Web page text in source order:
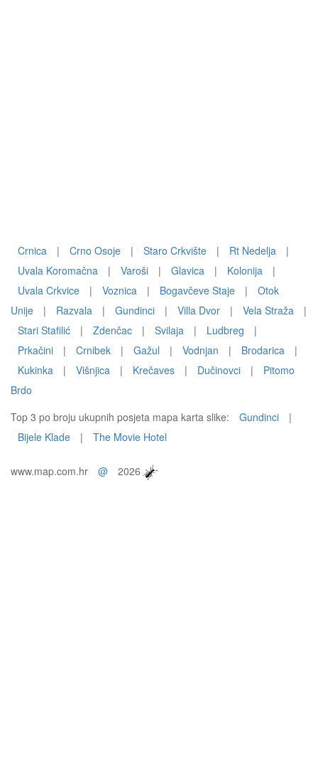
Crnica | Crno Osoje | Staro Crkvište | Rt Nedelja
|
Uvala Koromačna
| Varoši | Glavica | Kolonija
|
Uvala Crkvice
| Voznica | Bogavčeve Staje |
Otok
Unije
| Razvala | Gundinci | Villa Dvor | Vela Straža
|
Stari Stafilić
| Zdenčac | Svilaja | Ludbreg
|
Prkačini
| Crnibek | Gažul | Vodnjan | Brodarica
|
Kukinka
| Višnjica | Krečaves | Dučinovci |
Pitomo
Brdo
Top 3 po broju ukupnih posjeta mapa karta slike:
Gundinci
|
Bijele Klade
| The Movie Hotel
www.map.com.hr @ 2026